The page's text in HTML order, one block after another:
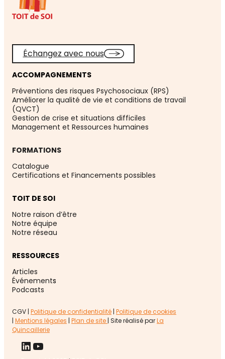
Échangez avec nous
ACCOMPAGNEMENTS
Préventions des risques Psychosociaux (RPS)
Améliorer la qualité de vie et conditions de travail
(QVCT)
Gestion de crise et situations difficiles
Management et Ressources humaines
FORMATIONS
Catalogue
Certifications et Financements possibles
TOIT DE SOI
Notre raison d’être
Notre équipe
Notre réseau
RESSOURCES
Articles
Événements
Podcasts
CGV | Politique de confidentialité | Politique de cookies
| Mentions légales | Plan de site | Site réalisé parLa
Quincaillerie
LinkedIn
YouTube